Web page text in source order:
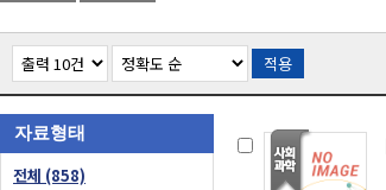
적용
자료형태
전체 (858)